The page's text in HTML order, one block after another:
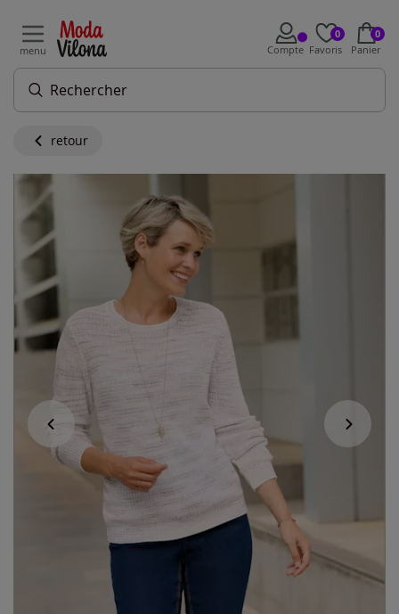
menu Compte
0
Favoris
0
Panier
retour